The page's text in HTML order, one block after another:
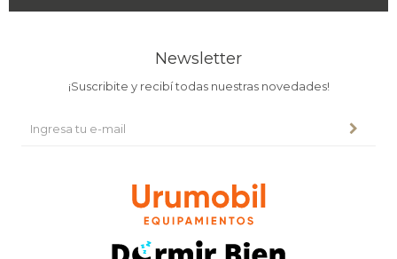
Newsletter
¡Suscribite y recibí todas nuestras novedades!